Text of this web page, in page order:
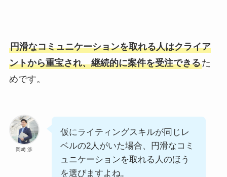
円滑なコミュニケーションを取れる人はクライア
ントから重宝され、継続的に案件を受注できるた
めです。
岡﨑 渉
仮にライティングスキルが同じレ
ベルの2人がいた場合、円滑なコミ
ュニケーションを取れる人のほう
を選びますよね。